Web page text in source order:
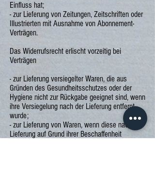
Einfluss hat;
- zur Lieferung von Zeitungen, Zeitschriften oder
Illustrierten mit Ausnahme von Abonnement-
Verträgen.
Das Widerrufsrecht erlischt vorzeitig bei
Verträgen
- zur Lieferung versiegelter Waren, die aus
Gründen des Gesundheitsschutzes oder der
Hygiene nicht zur Rückgabe geeignet sind, wenn
ihre Versiegelung nach der Lieferung entfernt
wurde;
- zur Lieferung von Waren, wenn diese nach der
Lieferung auf Grund ihrer Beschaffenheit